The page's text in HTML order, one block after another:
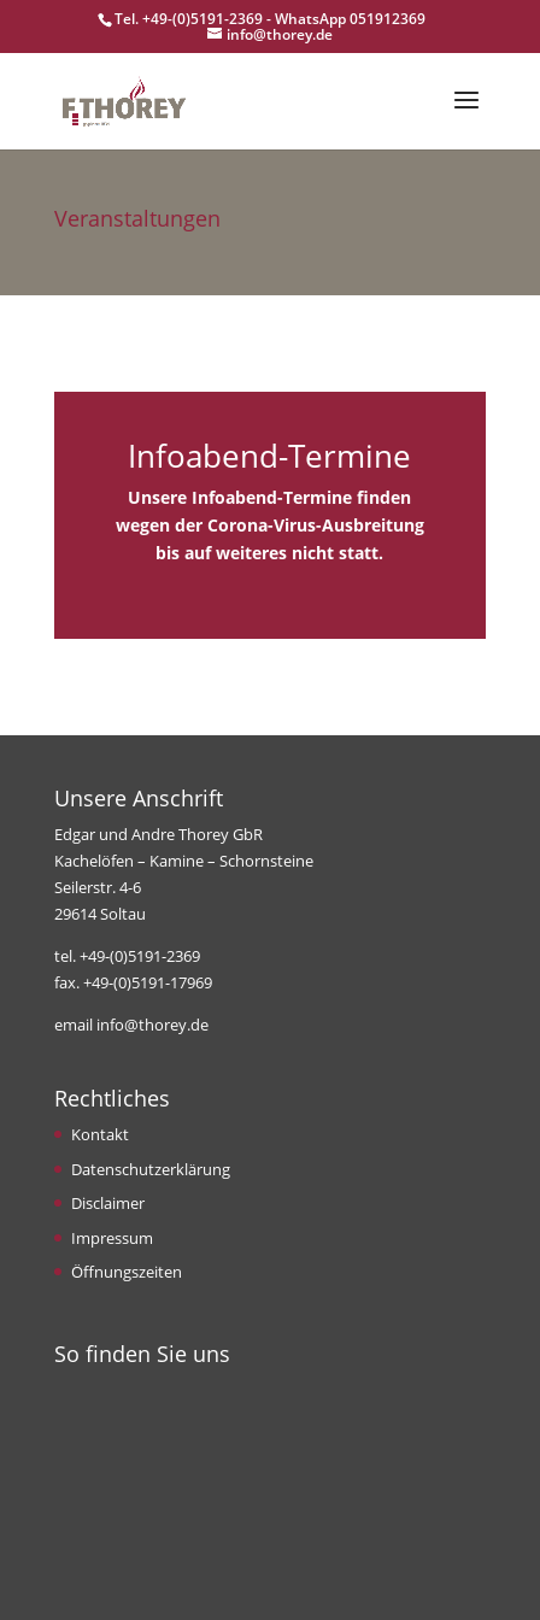
Tel. +49-(0)5191-2369 - WhatsApp 051912369
info@thorey.de
Veranstaltungen
Infoabend-Termine
Unsere Infoabend-Termine finden
wegen der Corona-Virus-Ausbreitung
bis auf weiteres nicht statt.
Unsere Anschrift
Edgar und Andre Thorey GbR
Kachelöfen – Kamine – Schornsteine
Seilerstr. 4-6
29614 Soltau
tel. +49-(0)5191-2369
fax. +49-(0)5191-17969
email info@thorey.de
Rechtliches
Kontakt
Datenschutzerklärung
Disclaimer
Impressum
Öffnungszeiten
So finden Sie uns